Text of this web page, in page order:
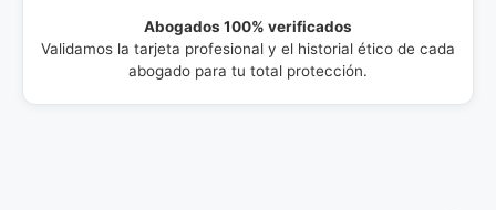
Abogados 100% verificados
Validamos la tarjeta profesional y el historial ético de cada
abogado para tu total protección.